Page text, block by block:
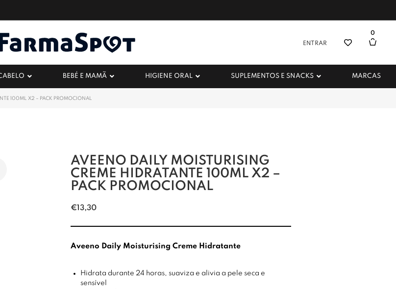
ENTRAR
0
BEBÉ E MAMÃ HIGIENE ORAL SUPLEMENTOS E SNACKS MARCAS
100ML X2 – PACK PROMOCIONAL
AVEENO DAILY MOISTURISING
CREME HIDRATANTE 100ML X2 –
PACK PROMOCIONAL
€13,30
Aveeno Daily Moisturising Creme Hidratante
Hidrata durante 24 horas, suaviza e alivia a pele seca e
sensível